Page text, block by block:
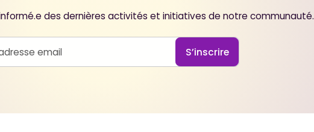
des dernières activités et initiatives de notre communauté.